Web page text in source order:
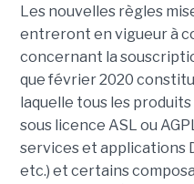
Les nouvelles règles
entreront en vigueur à
concernant la
que février 2020
laquelle tous les
sous licence ASL ou
services et applications
etc.) et certains